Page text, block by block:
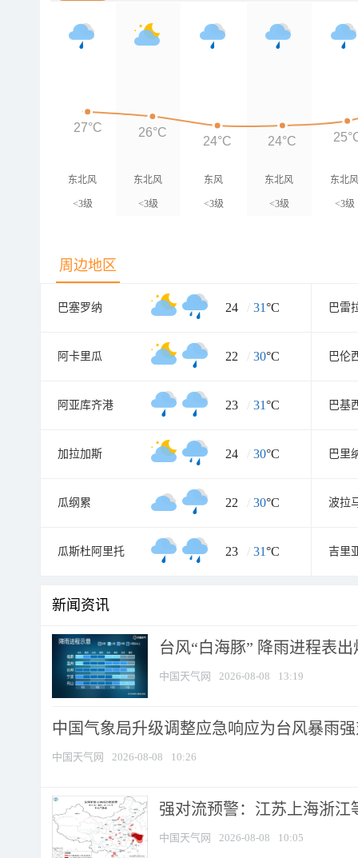
东北风
<3级
东北风
<3级
东风
<3级
东北风
<3级
东北
<3级
27°C 26°C
24°C 24°C
周边地区
巴塞罗纳 24 / 31°C 巴雷
阿卡里瓜 22 / 30°C 巴伦
阿亚库齐港 23 / 31°C 巴基
加拉加斯 24 / 30°C 巴里
瓜纲累 22 / 30°C 波拉
瓜斯杜阿里托 23 / 31°C 吉里
新闻资讯
台风“白海豚” 降雨进程表
中国天气网 2026-08-08 13:19
中国气象局升级调整应急响应为台风暴雨
中国天气网 2026-08-08 10:26
强对流预警：江苏上海浙江
中国天气网 2026-08-08 10:05